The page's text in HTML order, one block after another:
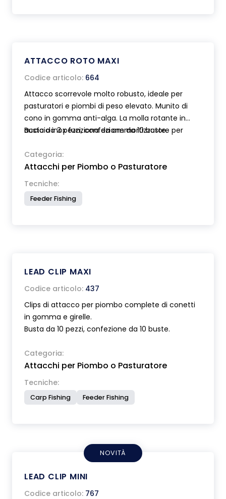
ATTACCO ROTO MAXI
Codice articolo: 664
Attacco scorrevole molto robusto, ideale per
pasturatori e piombi di peso elevato. Munito di
cono in gomma anti-alga. La molla rotante in
acciaio inox funziona da ammortizzatore per
Busta da 3 pezzi, confezione da 10 buste.
Categoria:
Attacchi per Piombo o Pasturatore
Tecniche:
Feeder Fishing
LEAD CLIP MAXI
Codice articolo: 437
Clips di attacco per piombo complete di conetti
in gomma e girelle.
Busta da 10 pezzi, confezione da 10 buste.
Categoria:
Attacchi per Piombo o Pasturatore
Tecniche:
Carp Fishing Feeder Fishing
NOVITÀ
LEAD CLIP MINI
Codice articolo: 767